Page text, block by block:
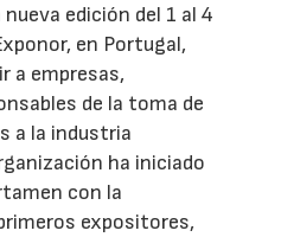
edición del 1 al 4
en Portugal,
a empresas,
de la toma de
a la industria
ha iniciado
con la
expositores,